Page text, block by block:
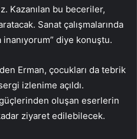
Kazanılan bu beceriler,
Sanat çalışmalarında
inanıyorum” diye konuştu.
Erman, çocukları da tebrik
izlenime açıldı.
oluşan eserlerin
ziyaret edilebilecek.